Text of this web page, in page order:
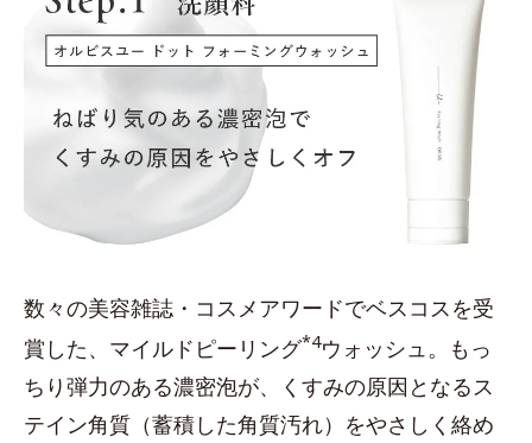
数々の美容雑誌・コスメアワードでベスコスを受
賞した、マイルドピーリング*4ウォッシュ。もっ
ちり弾力のある濃密泡が、くすみの原因となるス
テイン角質（蓄積した角質汚れ）をやさしく絡め